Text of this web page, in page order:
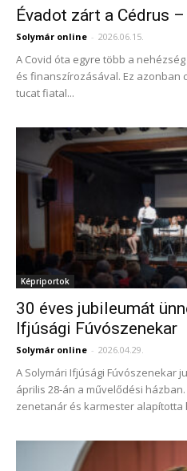
Évadot zárt a Cédrus –
Solymár online - 2026.06.15.
A Covid óta egyre több a
és finanszírozásával. Ez azonban
tucat fiatal...
Képriportok
30 éves jubileumát
Ifjúsági Fúvószenekar
Solymár online - 2026.04.29.
A Solymári Ifjúsági Fúvószenekar
április 28-án a művelődési
zenetanár és karmester alapította